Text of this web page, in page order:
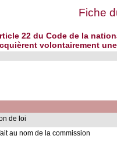
Fiche
22 du Code de la
volontairement
de loi
au nom de la commission